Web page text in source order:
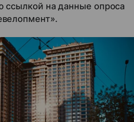
ссылкой на данные опроса